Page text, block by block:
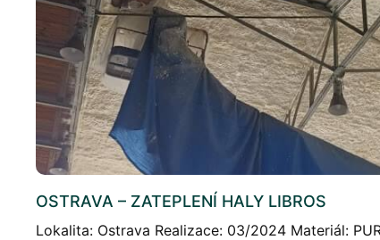
OSTRAVA – ZATEPLENÍ HALY LIBROS
Lokalita: Ostrava Realizace: 03/2024 Materiál: